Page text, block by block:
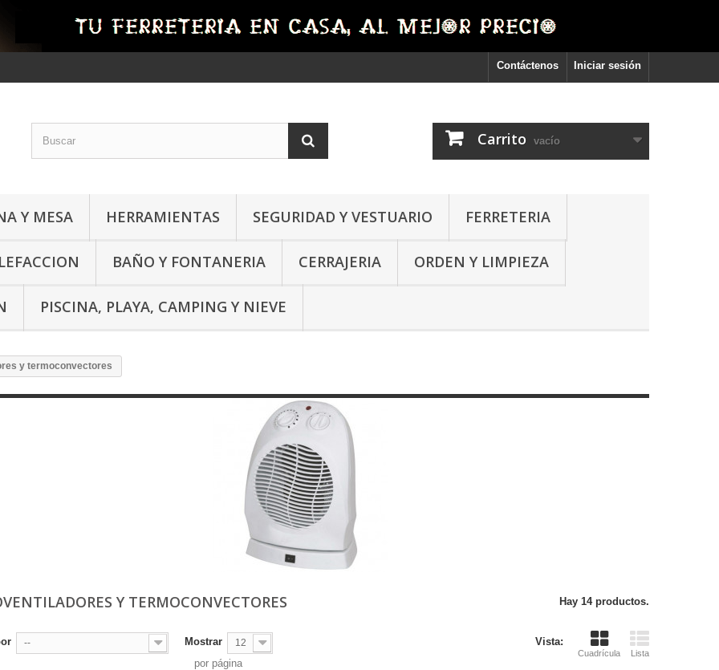
Iniciar sesión
Contáctenos
Carrito vacío
Y MESA HERRAMIENTAS SEGURIDAD Y VESTUARIO FERRETERIA
BAÑO Y FONTANERIA CERRAJERIA ORDEN Y LIMPIEZA
PISCINA, PLAYA, CAMPING Y NIEVE
y termoconvectores
Y TERMOCONVECTORES Hay 14 productos.
Vista:
Cuadrícula Lista
-- Mostrar 12
por página